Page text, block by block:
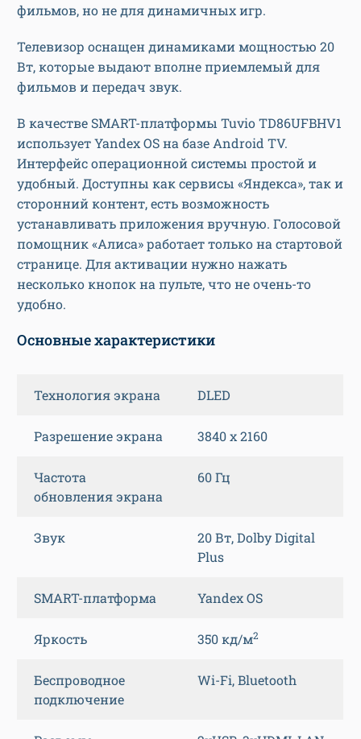
фильмов, но не для динамичных игр.
Телевизор оснащен динамиками мощностью 20
Вт, которые выдают вполне приемлемый для
фильмов и передач звук.
В качестве SMART-платформы Tuvio TD86UFBHV1
использует Yandex OS на базе Android TV.
Интерфейс операционной системы простой и
удобный. Доступны как сервисы «Яндекса», так и
сторонний контент, есть возможность
устанавливать приложения вручную. Голосовой
помощник «Алиса» работает только на стартовой
странице. Для активации нужно нажать
несколько кнопок на пульте, что не очень-то
удобно.
Основные характеристики
Технология экрана DLED
Разрешение экрана 3840 x 2160
Частота
обновления экрана
60 Гц
Звук
20 Вт, Dolby Digital
Plus
SMART-платформа Yandex OS
Яркость 350 кд/м2
Беспроводное
подключение
Wi-Fi, Bluetooth